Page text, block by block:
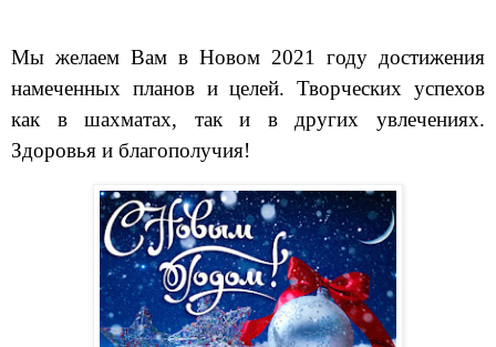
Мы желаем Вам в Новом 2021 году достижения
намеченных планов и целей. Творческих успехов
как в шахматах, так и в других увлечениях.
Здоровья и благополучия!